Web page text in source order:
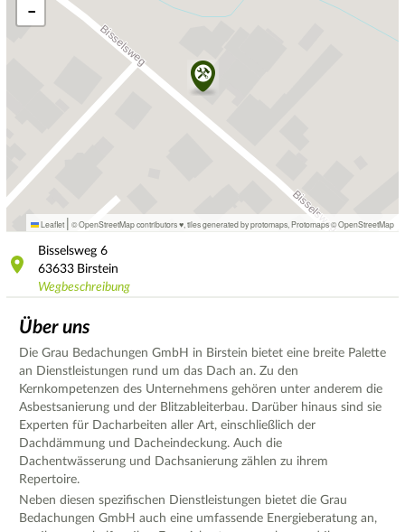
−
Leaflet | © OpenStreetMap contributors ♥, tiles generated by protomaps Protomaps©OpenStreetMap
Bisselsweg 6
63633 Birstein
Wegbeschreibung
Über uns
Die Grau Bedachungen GmbH in Birstein bietet eine breite Palette
an Dienstleistungen rund um das Dach an. Zu den
Kernkompetenzen des Unternehmens gehören unter anderem die
Asbestsanierung und der Blitzableiterbau. Darüber hinaus sind sie
Experten für Dacharbeiten aller Art, einschließlich der
Dachdämmung und Dacheindeckung. Auch die
Dachentwässerung und Dachsanierung zählen zu ihrem
Repertoire.
Neben diesen spezifischen Dienstleistungen bietet die Grau
Bedachungen GmbH auch eine umfassende Energieberatung an,